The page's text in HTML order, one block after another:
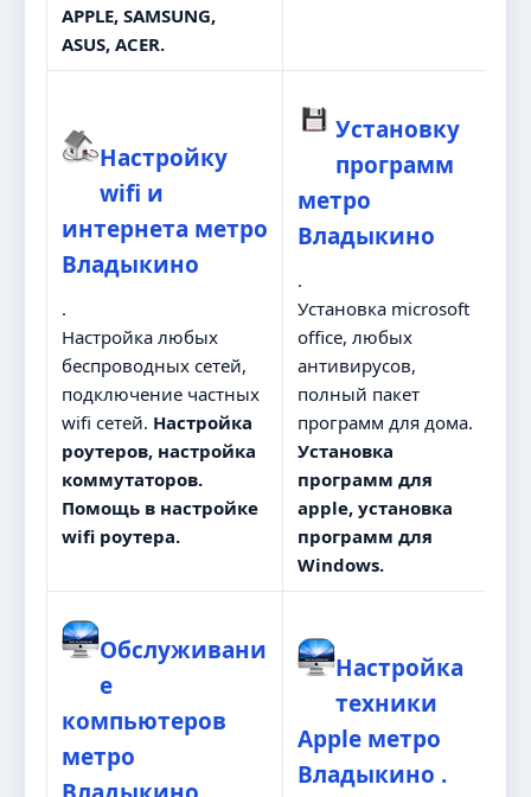
APPLE, SAMSUNG,
ASUS, ACER.
Настройку
wifi и
интернета метро
Владыкино
.
Настройка любых
беспроводных сетей,
подключение частных
wifi сетей. Настройка
роутеров, настройка
коммутаторов.
Помощь в настройке
wifi роутера.
Установку
программ
метро
Владыкино
.
Установка microsoft
office, любых
антивирусов,
полный пакет
программ для дома.
Установка
программ для
apple, установка
программ для
Windows.
Обслуживани
е
компьютеров
метро
Настройка
техники
Apple метро
Владыкино .